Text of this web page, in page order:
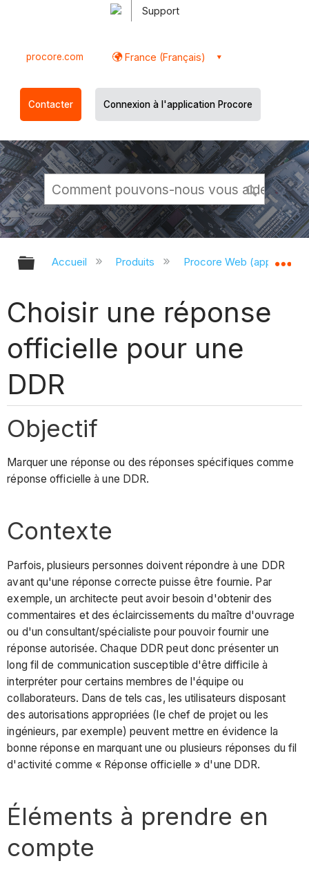
Support
procore.com France (Français)
Contacter Connexion à l'application Procore
Développer/réduire la hiérarchie
Accueil Produits Procore Web
Choisir une réponse
officielle pour une
DDR
Objectif
Marquer une réponse ou des réponses spécifiques comme
réponse officielle à une DDR.
Contexte
Parfois, plusieurs personnes doivent répondre à une DDR
avant qu'une réponse correcte puisse être fournie. Par
exemple, un architecte peut avoir besoin d'obtenir des
commentaires et des éclaircissements du maître d'ouvrage
ou d'un consultant/spécialiste pour pouvoir fournir une
réponse autorisée. Chaque DDR peut donc présenter un
long fil de communication susceptible d'être difficile à
interpréter pour certains membres de l'équipe ou
collaborateurs. Dans de tels cas, les utilisateurs disposant
des autorisations appropriées (le chef de projet ou les
ingénieurs, par exemple) peuvent mettre en évidence la
bonne réponse en marquant une ou plusieurs réponses du fil
d'activité comme « Réponse officielle » d'une DDR.
Éléments à prendre en
compte